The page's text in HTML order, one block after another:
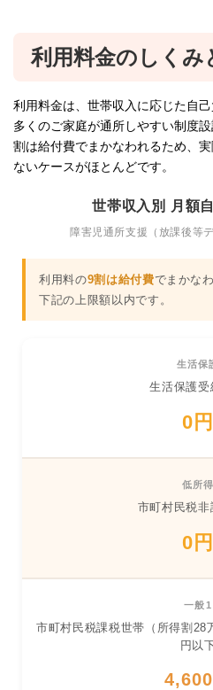
利用料金のしくみ
利用料金は、世帯収入に応じた自
多くのご家庭が通所しやすい制度
割は給付費でまかなわれるため、
ないケースがほとんどです。
世帯収入別 月額
障害児通所支援（放課後等
利用料の9割は給付費でまかな
下記の上限額以内です。
生活保
生活保護受
0円
低所得
市町村民税非
0円
一般1
市町村民税課税世帯（所得割
円以